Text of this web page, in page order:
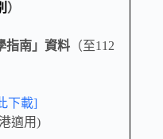
）
指南」資料 （至112
下載]
適用)